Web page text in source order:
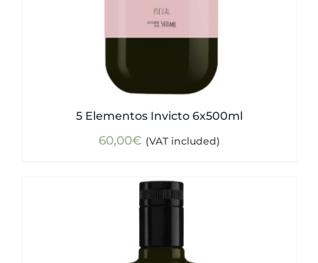
5 Elementos Invicto 6x500ml
60,00€ (VAT included)